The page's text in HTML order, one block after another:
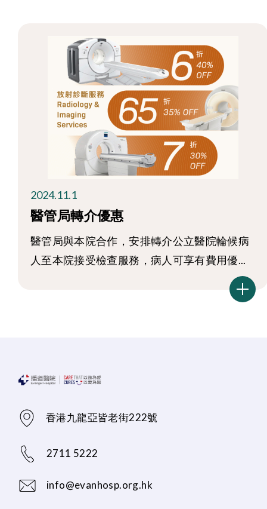
2024.11.1
醫管局轉介優惠
醫管局與本院合作，安排轉介公立醫院輪候病
人至本院接受檢查服務，病人可享有費用優...
香港九龍亞皆老街222號
2711 5222
info@evanhosp.org.hk